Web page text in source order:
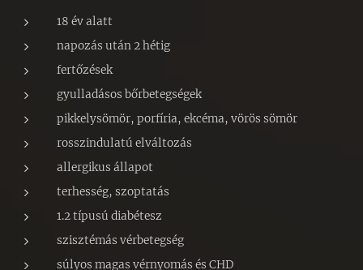
18 év alatt
napozás után 2 hétig
fertőzések
gyulladásos bőrbetegségek
pikkelysömör, porfíria, ekcéma, vörös sömör
rosszindulatú elváltozás
allergikus állapot
terhesség, szoptatás
1.2 típusú diabétesz
szisztémás vérbetegség
súlyos magas vérnyomás és CHD